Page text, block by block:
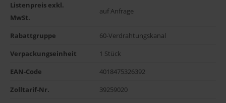
Listenpreis exkl.
MwSt.
auf Anfrage
Rabattgruppe 60-Verdrahtungskanal
Verpackungseinheit 1 Stück
EAN-Code 4018475326392
Zolltarif-Nr. 39259020